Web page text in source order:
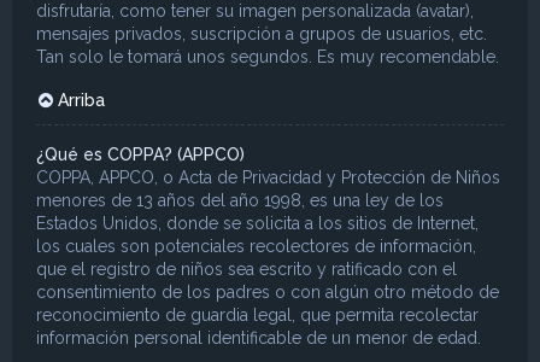
disfrutaría, como tener su imagen personalizada (avatar),
mensajes privados, suscripción a grupos de usuarios, etc.
Tan solo le tomará unos segundos. Es muy recomendable.
Arriba
¿Qué es COPPA? (APPCO)
COPPA, APPCO, o Acta de Privacidad y Protección de Niños
menores de 13 años del año 1998, es una ley de los
Estados Unidos, donde se solicita a los sitios de Internet,
los cuales son potenciales recolectores de información,
que el registro de niños sea escrito y ratificado con el
consentimiento de los padres o con algún otro método de
reconocimiento de guardia legal, que permita recolectar
información personal identificable de un menor de edad.